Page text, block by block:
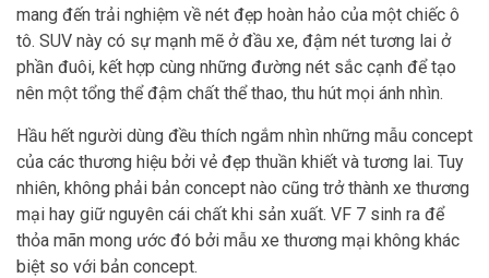
mang đến trải nghiệm về nét đẹp hoàn hảo của một chiếc ô
tô. SUV này có sự mạnh mẽ ở đầu xe, đậm nét tương lai ở
phần đuôi, kết hợp cùng những đường nét sắc cạnh để tạo
nên một tổng thể đậm chất thể thao, thu hút mọi ánh nhìn.
Hầu hết người dùng đều thích ngắm nhìn những mẫu concept
của các thương hiệu bởi vẻ đẹp thuần khiết và tương lai. Tuy
nhiên, không phải bản concept nào cũng trở thành xe thương
mại hay giữ nguyên cái chất khi sản xuất. VF 7 sinh ra để
thỏa mãn mong ước đó bởi mẫu xe thương mại không khác
biệt so với bản concept.